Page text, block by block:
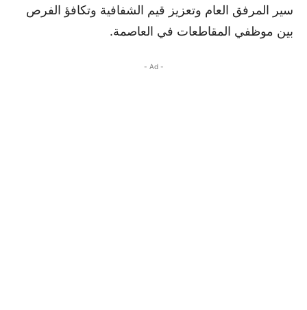
سير المرفق العام وتعزيز قيم الشفافية وتكافؤ الفرص
بين موظفي المقاطعات في العاصمة.
- Ad -